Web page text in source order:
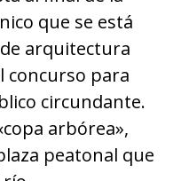
que se está
arquitectura
concurso para
circundante.
arbórea»,
peatonal que